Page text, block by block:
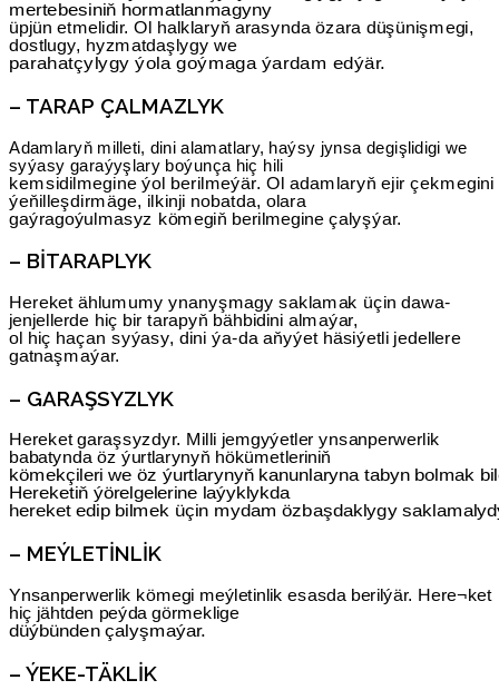
mertebesiniň hormatlanmagyny
üpjün etmelidir. Ol halklaryň arasynda özara düşünişmegi,
dostlugy, hyzmatdaşlygy we
parahatçylygy ýola goýmaga ýardam edýär.
– TARAP ÇALMAZLYK
Adamlaryň milleti, dini alamatlary, haýsy jynsa degişlidigi we
syýasy garaýyşlary boýunça hiç hili
kemsidilmegine ýol berilmeýär. Ol adamlaryň ejir çekmegini
ýeňilleşdirmäge, ilkinji nobatda, olara
gaýragoýulmasyz kömegiň berilmegine çalyşýar.
– BITARAPLYK
Hereket ählumumy ynanyşmagy saklamak üçin dawa-
jenjellerde hiç bir tarapyň bähbidini almaýar,
ol hiç haçan syýasy, dini ýa-da aňyýet häsiýetli jedellere
gatnaşmaýar.
– GARAŞSYZLYK
Hereket garaşsyzdyr. Milli jemgyýetler ynsanperwerlik
babatynda öz ýurtlarynyň hökümetleriniň
kömekçileri we öz ýurtlarynyň kanunlaryna tabyn bolmak
Hereketiň ýörelgelerine laýyklykda
hereket edip bilmek üçin mydam özbaşdaklygy
– MEÝLETINLIK
Ynsanperwerlik kömegi meýletinlik esasda berilýär. Here¬ket
hiç jähtden peýda görmeklige
düýbünden çalyşmaýar.
– ÝEKE-TÄKLIK